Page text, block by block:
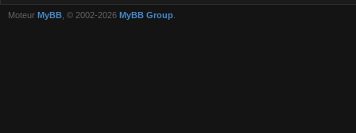
Moteur MyBB , © 2002-2026 MyBB Group